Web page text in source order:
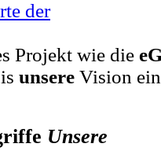
der
Projekt wie die
unsere Vision
Unsere